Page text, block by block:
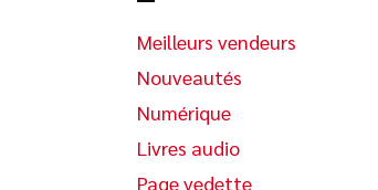
Meilleurs vendeurs
Nouveautés
Numérique
Livres audio
Page vedette